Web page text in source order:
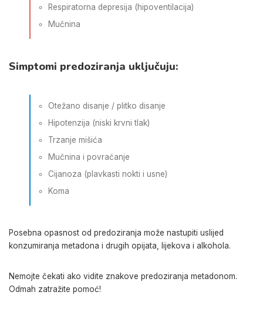
Respiratorna depresija (hipoventilacija)
Mučnina
Simptomi predoziranja uključuju:
Otežano disanje / plitko disanje
Hipotenzija (niski krvni tlak)
Trzanje mišića
Mučnina i povraćanje
Cijanoza (plavkasti nokti i usne)
Koma
Posebna opasnost od predoziranja može nastupiti uslijed
konzumiranja metadona i drugih opijata, lijekova i alkohola.
Nemojte čekati ako vidite znakove predoziranja metadonom.
Odmah zatražite pomoć!